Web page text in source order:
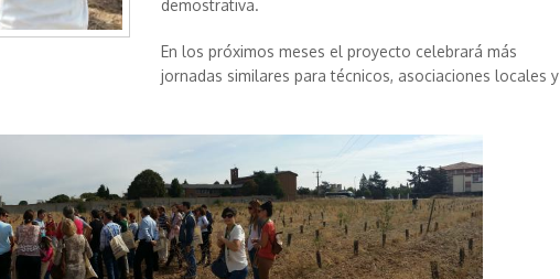
demostrativa.
En los próximos meses el proyecto celebrará más
jornadas similares para técnicos, asociaciones locales y